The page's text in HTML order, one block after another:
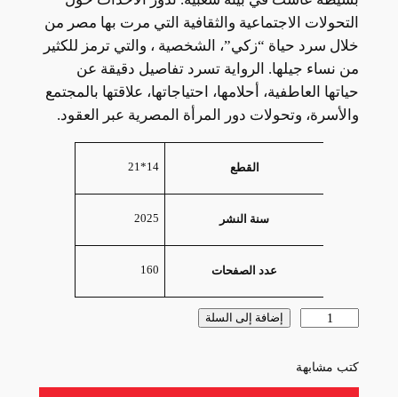
التحولات الاجتماعية والثقافية التي مرت بها مصر من
خلال سرد حياة “زكي”، الشخصية ، والتي ترمز للكثير
من نساء جيلها. الرواية تسرد تفاصيل دقيقة عن
حياتها العاطفية، أحلامها، احتياجاتها، علاقتها بالمجتمع
والأسرة، وتحولات دور المرأة المصرية عبر العقود.
القطع
14*21
سنة النشر 2025
عدد الصفحات 160
كمية
زكي
إضافة إلى السلة
كتب مشابهة